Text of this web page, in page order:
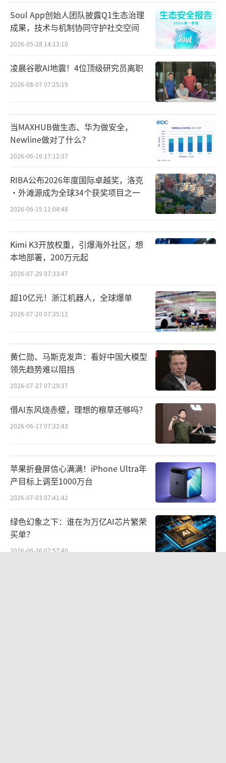
长欧阳日辉对本报记者说，AI大模型不是“软
件复制品”，而是“按次消耗的智能基础设施
服务”。人们每一次调用大模型，背后都需要
实时消耗算力、电力等现实资源。
欧阳日辉说，很多人平时简单使用AI大模
型提个问、聊个天、写个文本，消耗的词元相
对较少，商家大多愿意免费让用户体验。但如
果是直接生成视频等“大活儿”，对词元的消
耗量就会大幅上升，完全免费或低价模式难以
持续。相比之下，针对不同用户需求特点进行
合理的分层定价，既能保障普通用户使用机
会，也能促进行业持久健康发展。
部主任曹峰说，运营商推出的“词元套餐”其
实是向用户提供涵盖大模型多能力聚合、统一
资源计量计费、安全分发等功能的数字化服
务。它改变了过去用户必须分别向三大运营
商、阿里、智谱、DeepSeek或Kimi等不同商
家单独购买API（应用程序编程接口）或订阅会
员的模式，而是通过运营商服务平台直接采购
和获取不同类别的大模型词元服务。
“你可能在手机上装了多个大模型APP，
每个都要单独包月。未来，可能只需一个运营
商Token套餐，手机里的AI通话、浏览器上的AI
摘要、电视的智能协同就能共享这笔额度，使
用体验更好。”曹峰说，随着运营商在网络侧
和计费侧做好了“Token化”的准备，未来手
机、电脑等各类智能家居可以在出厂时就会内
置算力服务，让设备具有“原生智能”。
“可持续”成关注焦点
对于AI账单的出现，多数消费者表示认
Soul App创始人团队披露Q1生态治理
成果，技术与机制协同守护社交空间
2026-05-28 14:13:10
凌晨谷歌AI地震！4位顶级研究员离职
2026-08-07 07:25:19
当MAXHUB做生态、华为做安全，
Newline做对了什么？
2026-06-16 17:12:37
RIBA公布2026年度国际卓越奖，洛克
·外滩源成为全球34个获奖项目之一
2026-06-15 11:04:48
Kimi K3开放权重，引爆海外社区，想
本地部署，200万元起
2026-07-29 07:33:47
超10亿元！浙江机器人，全球爆单
2026-07-20 07:35:12
黄仁勋、马斯克发声：看好中国大模型
领先趋势难以阻挡
2026-07-27 07:29:37
借AI东风烧赤壁，理想的粮草还够吗？
2026-06-17 07:32:43
苹果折叠屏信心满满！iPhone Ultra年
产目标上调至1000万台
2026-07-03 07:41:42
绿色幻象之下：谁在为万亿AI芯片繁荣
买单？
2026-06-26 07:57:40